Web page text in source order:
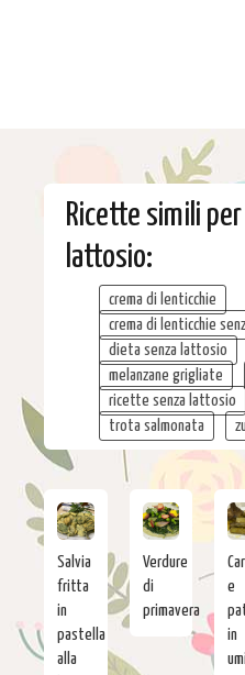
Ricette simili
lattosio:
crema di lenticchie
crema di lenticchie
dieta senza lattosio
melanzane grigliate
ricette senza lattosio
trota salmonata
Salvia
fritta
in
pastella
alla
Verdure
di
primavera
e
in